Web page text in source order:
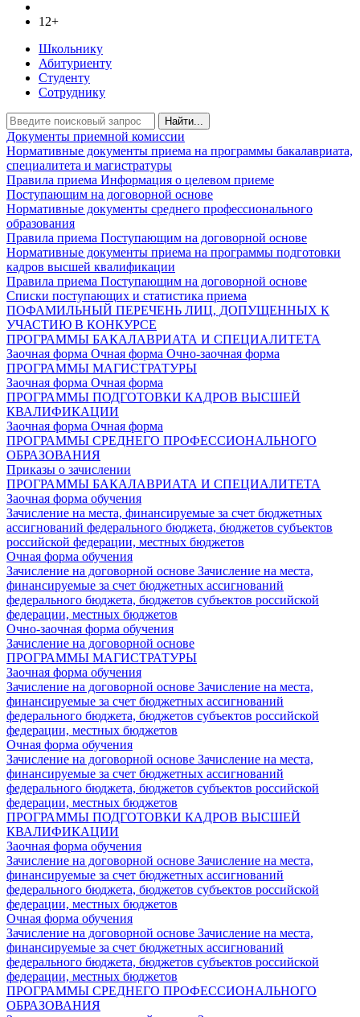
12+
Школьнику
Абитуриенту
Студенту
Сотруднику
Найти...
Документы приемной комиссии
Нормативные документы приема на программы бакалавриата,
специалитета и магистратуры
Правила приема Информация о целевом приеме
Поступающим на договорной основе
Нормативные документы среднего профессионального
образования
Правила приема Поступающим на договорной основе
Нормативные документы приема на программы подготовки
кадров высшей квалификации
Правила приема Поступающим на договорной основе
Списки поступающих и статистика приема
ПОФАМИЛЬНЫЙ ПЕРЕЧЕНЬ ЛИЦ, ДОПУЩЕННЫХ К
УЧАСТИЮ В КОНКУРСЕ
ПРОГРАММЫ БАКАЛАВРИАТА И СПЕЦИАЛИТЕТА
Заочная форма Очная форма Очно-заочная форма
ПРОГРАММЫ МАГИСТРАТУРЫ
Заочная форма Очная форма
ПРОГРАММЫ ПОДГОТОВКИ КАДРОВ ВЫСШЕЙ
КВАЛИФИКАЦИИ
Заочная форма Очная форма
ПРОГРАММЫ СРЕДНЕГО ПРОФЕССИОНАЛЬНОГО
ОБРАЗОВАНИЯ
Приказы о зачислении
ПРОГРАММЫ БАКАЛАВРИАТА И СПЕЦИАЛИТЕТА
Заочная форма обучения
Зачисление на места, финансируемые за счет бюджетных
ассигнований федерального бюджета, бюджетов субъектов
российской федерации, местных бюджетов
Очная форма обучения
Зачисление на договорной основе Зачисление на места,
финансируемые за счет бюджетных ассигнований
федерального бюджета, бюджетов субъектов российской
федерации, местных бюджетов
Очно-заочная форма обучения
Зачисление на договорной основе
ПРОГРАММЫ МАГИСТРАТУРЫ
Заочная форма обучения
Зачисление на договорной основе Зачисление на места,
финансируемые за счет бюджетных ассигнований
федерального бюджета, бюджетов субъектов российской
федерации, местных бюджетов
Очная форма обучения
Зачисление на договорной основе Зачисление на места,
финансируемые за счет бюджетных ассигнований
федерального бюджета, бюджетов субъектов российской
федерации, местных бюджетов
ПРОГРАММЫ ПОДГОТОВКИ КАДРОВ ВЫСШЕЙ
КВАЛИФИКАЦИИ
Заочная форма обучения
Зачисление на договорной основе Зачисление на места,
финансируемые за счет бюджетных ассигнований
федерального бюджета, бюджетов субъектов российской
федерации, местных бюджетов
Очная форма обучения
Зачисление на договорной основе Зачисление на места,
финансируемые за счет бюджетных ассигнований
федерального бюджета, бюджетов субъектов российской
федерации, местных бюджетов
ПРОГРАММЫ СРЕДНЕГО ПРОФЕССИОНАЛЬНОГО
ОБРАЗОВАНИЯ